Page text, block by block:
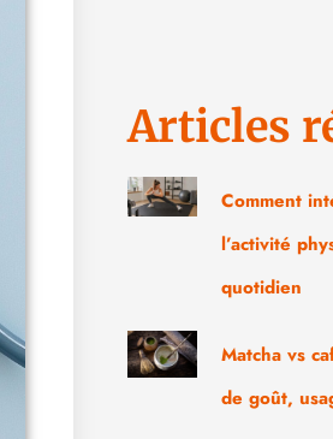
Articles
Comment
l’activité
quotidien
Matcha vs
de goût,